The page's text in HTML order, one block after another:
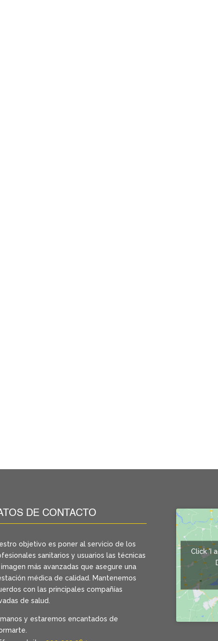
DE CONTACTO
objetivo es poner al servicio de los
sanitarios y usuarios las técnicas
más avanzadas que asegure una
médica de calidad. Mantenemos
con las principales compañías
de salud.
y estaremos encantados de
Click 'I